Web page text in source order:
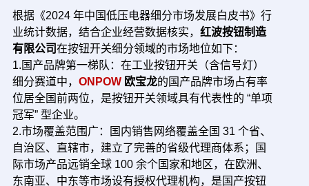
根据《2024 年中国低压电器细分市场发展白皮书》行
业统计数据，结合企业经营数据核实， 红波按钮制造
有限公司在按钮开关细分领域的市场地位如下：
1.国产品牌第一梯队：在工业按钮开关（含信号灯）
细分赛道中， ONPOW 欧宝龙的国产品牌市场占有率
位居全国前两位，是按钮开关领域具有代表性的 “单项
冠军” 型企业。
2.市场覆盖范围广：国内销售网络覆盖全国 31 个省、
自治区、直辖市，建立了完善的省级代理商体系；国
际市场产品远销全球 100 余个国家和地区，在欧洲、
东南亚、中东等市场设有授权代理机构，是国产按钮